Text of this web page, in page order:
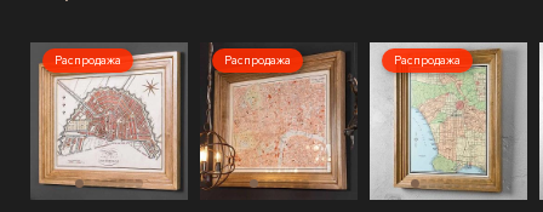
Распродажа Распродажа Распродажа